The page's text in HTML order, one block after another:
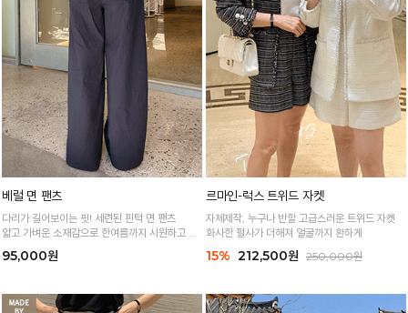
베럴 면 팬츠
다리가 길어보이는 핏! 세련된 핀턱 면 팬츠
얇고 가벼운 소재감으로 한여름까지 시원하고 쾌
95,000원
르마인-럭스 트위드 자켓
자체제작, 누구나 반할 고급스러운 트위드 자켓
화사한 펄사가 더해져 얼굴까지 환하게
15% 212,500원 250,000원